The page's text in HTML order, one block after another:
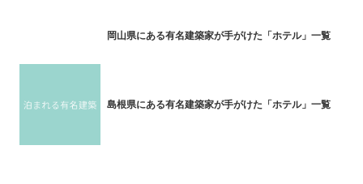
岡山県にある有名建築家が手がけた「ホテル」一覧
島根県にある有名建築家が手がけた「ホテル」一覧